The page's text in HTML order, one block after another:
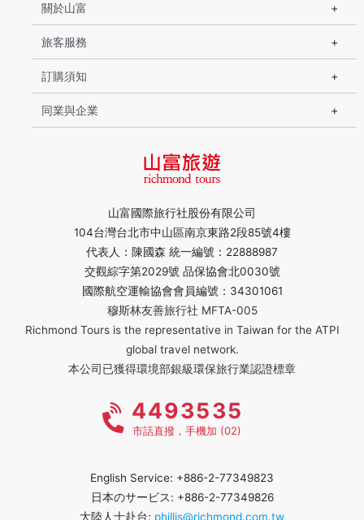
山富國際旅行社股份有限公司
104台灣台北市中山區南京東路2段85號4樓
代表人：陳國森 統一編號：22888987
交觀綜字第2029號 品保協會北0030號
國際航空運輸協會會員編號：34301061
穆斯林友善旅行社 MFTA-005
Richmond Tours is the representative in Taiwan for the ATPI
global travel network.
本公司已獲得環境部銀級環保旅行業認證標章
關於山富
旅客服務
訂購須知
同業與企業
4493535
市話直撥，手機加 (02)
English Service: +886-2-77349823
日本のサービス: +886-2-77349826
大陸人士赴台: phillis@richmond.com.tw